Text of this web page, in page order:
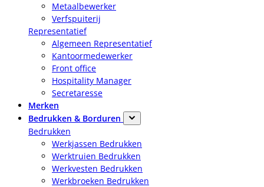
Metaalbewerker
Verfspuiterij
Representatief
Algemeen Representatief
Kantoormedewerker
Front office
Hospitality Manager
Secretaresse
Merken
Bedrukken & Borduren
Bedrukken
Werkjassen Bedrukken
Werktruien Bedrukken
Werkvesten Bedrukken
Werkbroeken Bedrukken